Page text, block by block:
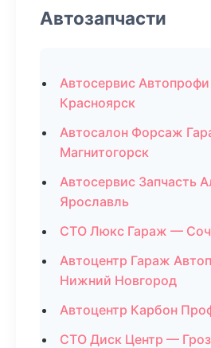
Автозапчасти
Автосервис
Красноярск
Автосалон Форсаж
Магнитогорск
Автосервис Запчасть
Ярославль
СТО Люкс Гараж —
Автоцентр Гараж
Нижний Новгород
Автоцентр Карбон
СТО Диск Центр —